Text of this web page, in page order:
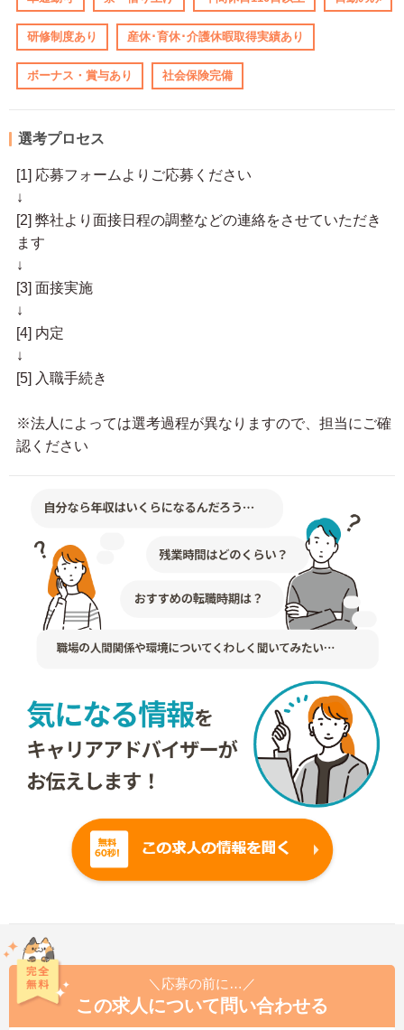
研修制度あり 産休･育休･介護休暇取得実績あり
ボーナス・賞与あり 社会保険完備
選考プロセス
[1] 応募フォームよりご応募ください
↓
[2] 弊社より面接日程の調整などの連絡をさせていただき
ます
↓
[3] 面接実施
↓
[4] 内定
↓
[5] 入職手続き
※法人によっては選考過程が異なりますので、担当にご確
認ください
＼応募の前に…／
この求人について問い合わせる